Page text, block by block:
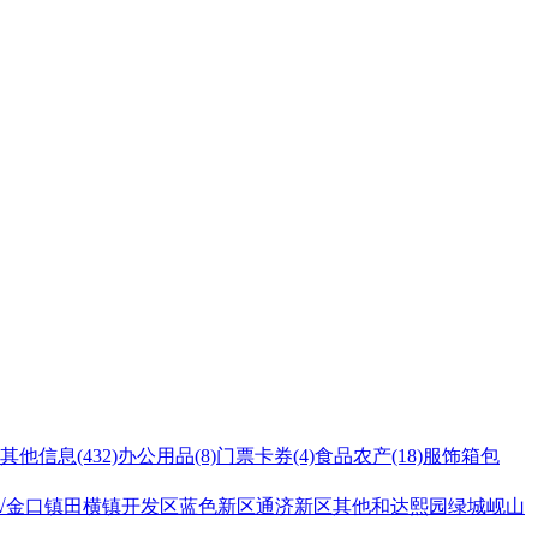
其他信息(432)办公用品(8)门票卡券(4)食品农产(18)服饰箱包
金口镇田横镇开发区蓝色新区通济新区其他和达熙园绿城岘山